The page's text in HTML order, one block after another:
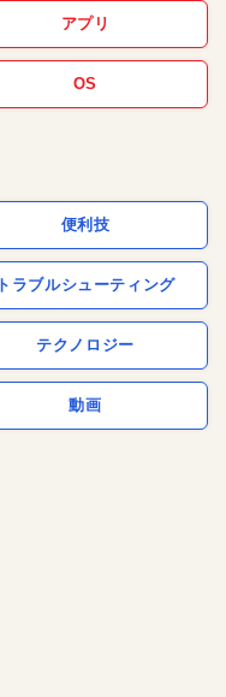
アプリ
OS
便利技
トラブルシューティング
テクノロジー
動画